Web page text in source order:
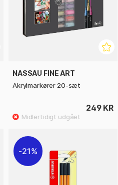
NASSAU FINE ART
Akrylmarkører 20-sæt
249 KR
21%